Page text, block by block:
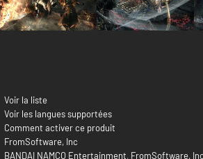
Voir la liste
Voir les langues supportées
Comment activer ce produit
FromSoftware, Inc
BANDAI NAMCO Entertainment, FromSoftware,